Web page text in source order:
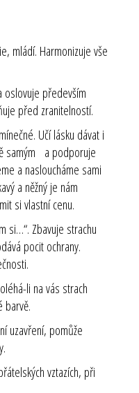
mládí. Harmonizuje vše
oslovuje především
před zranitelností.
Učí lásku dávat i
samým a podporuje
a nasloucháme sami
a něžný je nám
si vlastní cenu.
si…“. Zbavuje strachu
pocit ochrany.
li na vás strach
barvě.
uzavření, pomůže
vztazích, při